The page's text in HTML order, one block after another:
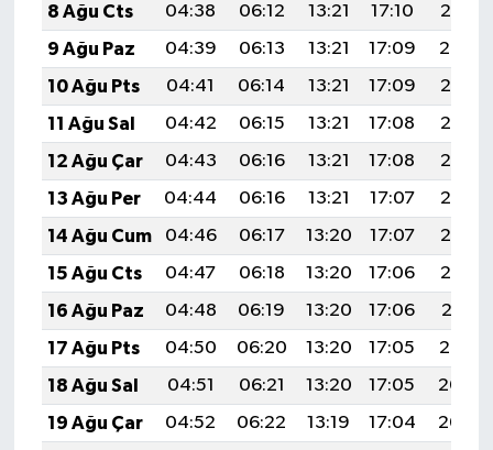
8 Ağu Cts
04:38 06:12 13:21 17:10
20:21
9 Ağu Paz
04:39 06:13 13:21 17:09
20:19
10 Ağu Pts
04:41 06:14 13:21 17:09
20:18
11 Ağu Sal
04:42 06:15 13:21 17:08
20:17
12 Ağu Çar
04:43 06:16 13:21 17:08
20:16
13 Ağu Per
04:44 06:16 13:21 17:07
20:15
14 Ağu Cum
04:46 06:17 13:20 17:07
20:13
15 Ağu Cts
04:47 06:18 13:20 17:06
20:12
16 Ağu Paz
04:48 06:19 13:20 17:06
20:11
17 Ağu Pts
04:50 06:20 13:20 17:05
20:10
18 Ağu Sal
04:51 06:21 13:20 17:05
20:08
19 Ağu Çar
04:52 06:22 13:19 17:04
20:07